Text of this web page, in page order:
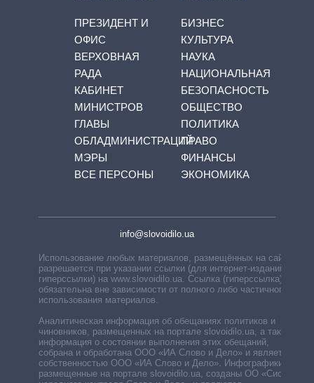
ПРЕЗИДЕНТ И
ОФИС
ВЕРХОВНАЯ
РАДА
КАБИНЕТ
МИНИСТРОВ
ГЛАВЫ
ОБЛАДМИНИСТРАЦИЙ
МЭРЫ
ВСЕ ПЕРСОНЫ
БИЗНЕС
КУЛЬТУРА
НАУКА
НАЦИОНАЛЬНАЯ
БЕЗОПАСНОСТЬ
ОБЩЕСТВО
ПОЛИТИКА
ПРАВО
ФИНАНСЫ
ЭКОНОМИКА
info@slovoidilo.ua
Использование любых материалов, размещённых на сайте,
разрешается при указании ссылки (для интернет-изданий —
гиперссылки) на www.slovoidilo.ua. Ссылка (гиперссылка)
обязательна вне зависимости от полного либо частичного
использования материалов.
Аналитическая информация об обещаниях политиков и
чиновников, размещенных на портале slovoidilo.ua, а также
информация о состоянии выполнения этих обещаний,
собрана и обработана ООО «ИА Слово и Дело» и является
собственностью ООО «ИА Слово и Дело». Инфографики,
размещенные на портале slovoidilo.ua, созданы ОО «Система